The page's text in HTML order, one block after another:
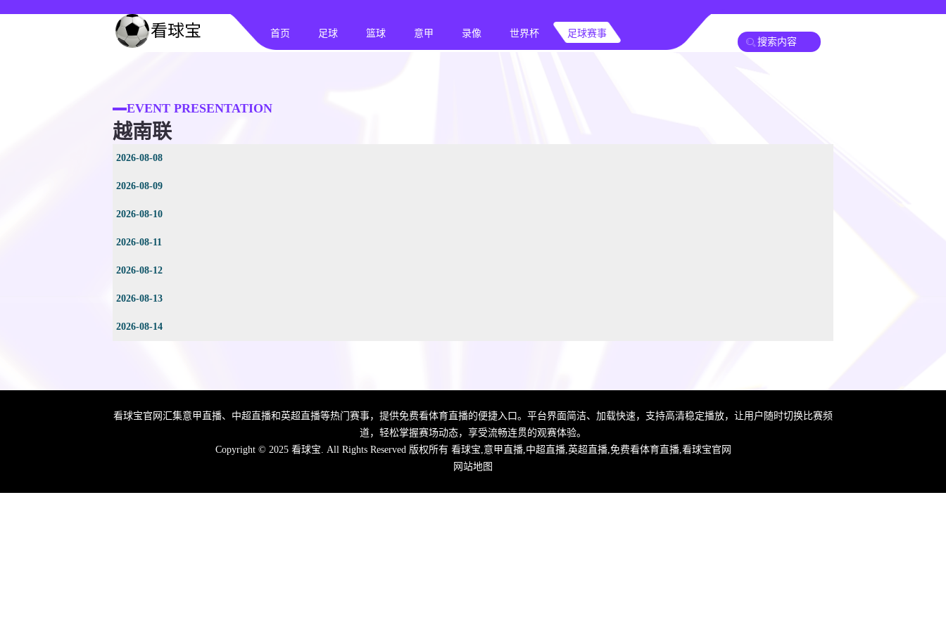
首页 足球 篮球 意甲 录像 世界杯 足球赛事
EVENT PRESENTATION
越南联
2026-08-08
2026-08-09
2026-08-10
2026-08-11
2026-08-12
2026-08-13
2026-08-14
看球宝官网汇集意甲直播、中超直播和英超直播等热门赛事，提供免费看体育直播的便捷入口。平台界面简洁、加载快速，支持高清稳定播放，让用户随时切换比赛频
道，轻松掌握赛场动态，享受流畅连贯的观赛体验。
Copyright © 2025 看球宝. All Rights Reserved 版权所有 看球宝,意甲直播,中超直播,英超直播,免费看体育直播,看球宝官网
网站地图